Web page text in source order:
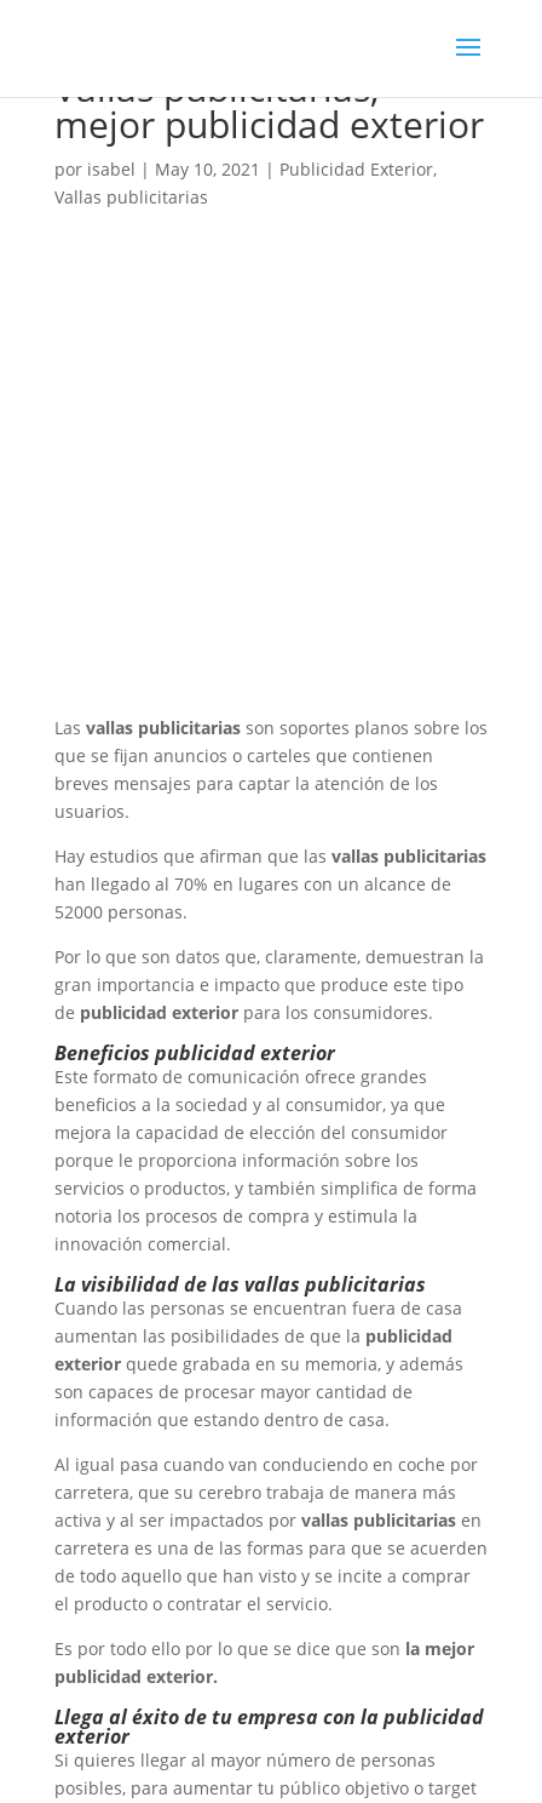
Vallas publicitarias,
mejor publicidad exterior
por isabel | May 10, 2021 | Publicidad Exterior,
Vallas publicitarias
Las vallas publicitarias son soportes planos sobre los
que se fijan anuncios o carteles que contienen
breves mensajes para captar la atención de los
usuarios.
Hay estudios que afirman que las vallas publicitarias
han llegado al 70% en lugares con un alcance de
52000 personas.
Por lo que son datos que, claramente, demuestran la
gran importancia e impacto que produce este tipo
de publicidad exteriorpara los consumidores.
Beneficios publicidad exterior
Este formato de comunicación ofrece grandes
beneficios a la sociedad y al consumidor, ya que
mejora la capacidad de elección del consumidor
porque le proporciona información sobre los
servicios o productos, y también simplifica de forma
notoria los procesos de compra y estimula la
innovación comercial.
La visibilidad de las vallas publicitarias
Cuando las personas se encuentran fuera de casa
aumentan las posibilidades de que la publicidad
exteriorquede grabada en su memoria, y además
son capaces de procesar mayor cantidad de
información que estando dentro de casa.
Al igual pasa cuando van conduciendo en coche por
carretera, que su cerebro trabaja de manera más
activa y al ser impactados por vallas publicitarias en
carretera es una de las formas para que se acuerden
de todo aquello que han visto y se incite a comprar
el producto o contratar el servicio.
Es por todo ello por lo que se dice que son la mejor
publicidad exterior.
Llega al éxito de tu empresa con la publicidad
exterior
Si quieres llegar al mayor número de personas
posibles, para aumentar tu público objetivo o target